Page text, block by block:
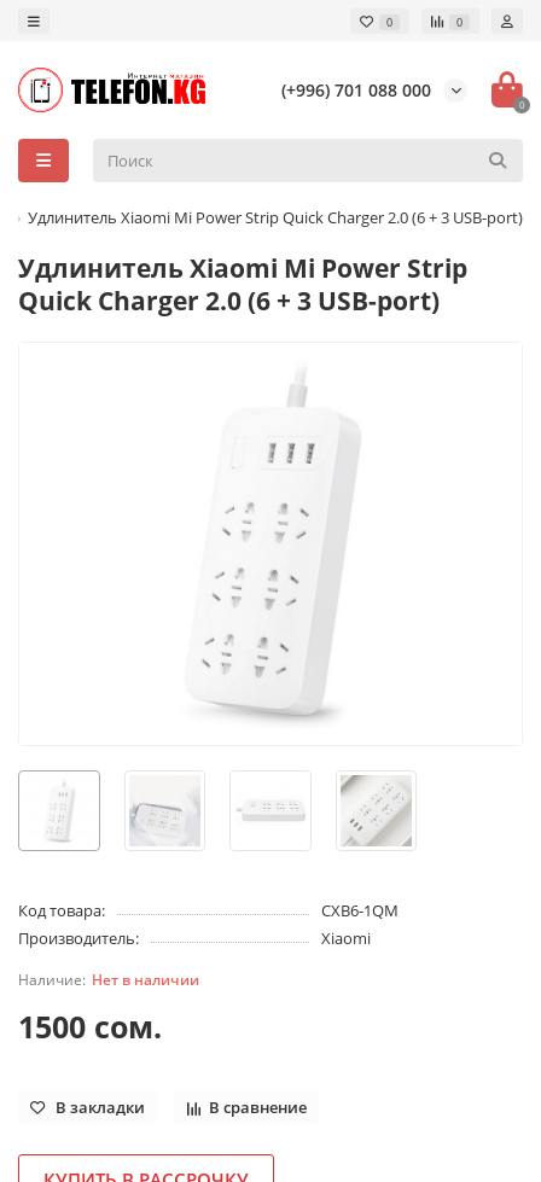
0 0
(+996) 701 088 000
0
Удлинитель Xiaomi Mi Power Strip Quick Charger 2.0 (6 + 3 USB-port)
Удлинитель Xiaomi Mi Power Strip
Quick Charger 2.0 (6 + 3 USB-port)
Код товара:
CXB6-1QM
Производитель:
Xiaomi
Нет в наличии
1500 сом.
В закладки В сравнение